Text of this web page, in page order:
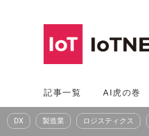
へ
ス
記事一覧 AI虎の巻
DX 製造業 ロジスティクス